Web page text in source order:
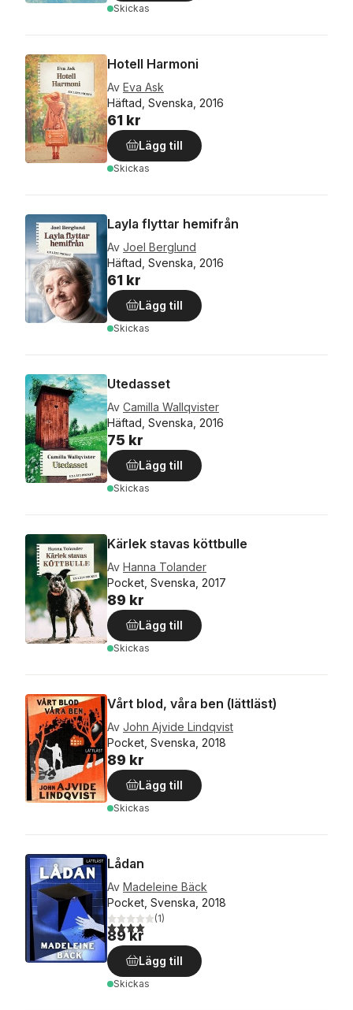
Skickas
Hotell Harmoni
Av Eva Ask
Häftad, Svenska, 2016
61 kr
Lägg till
Skickas
Layla flyttar hemifrån
Av Joel Berglund
Häftad, Svenska, 2016
61 kr
Lägg till
Skickas
Utedasset
Av Camilla Wallqvister
Häftad, Svenska, 2016
75 kr
Lägg till
Skickas
Kärlek stavas köttbulle
Av Hanna Tolander
Pocket, Svenska, 2017
89 kr
Lägg till
Skickas
Vårt blod, våra ben (lättläst)
Av John Ajvide Lindqvist
Pocket, Svenska, 2018
89 kr
Lägg till
Skickas
Lådan
Av Madeleine Bäck
Pocket, Svenska, 2018
4,0utav 5 stjärnor. Totalt antal röster:
(1)
89 kr
Lägg till
Skickas